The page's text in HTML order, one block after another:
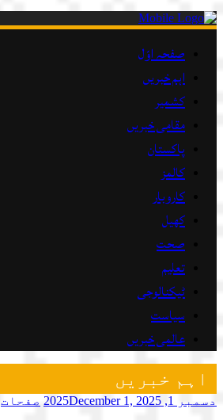
صفحہ اوّل
اہم خبریں
کشمیر
مقامی خبریں
پاکستان
کالمز
کاروبار
کھیل
صحت
تعلیم
ٹیکنالوجی
سیاست
عالمی خبریں
اہم خبریں
دسمبر 1, 2025 December 1, 2025 صفحات